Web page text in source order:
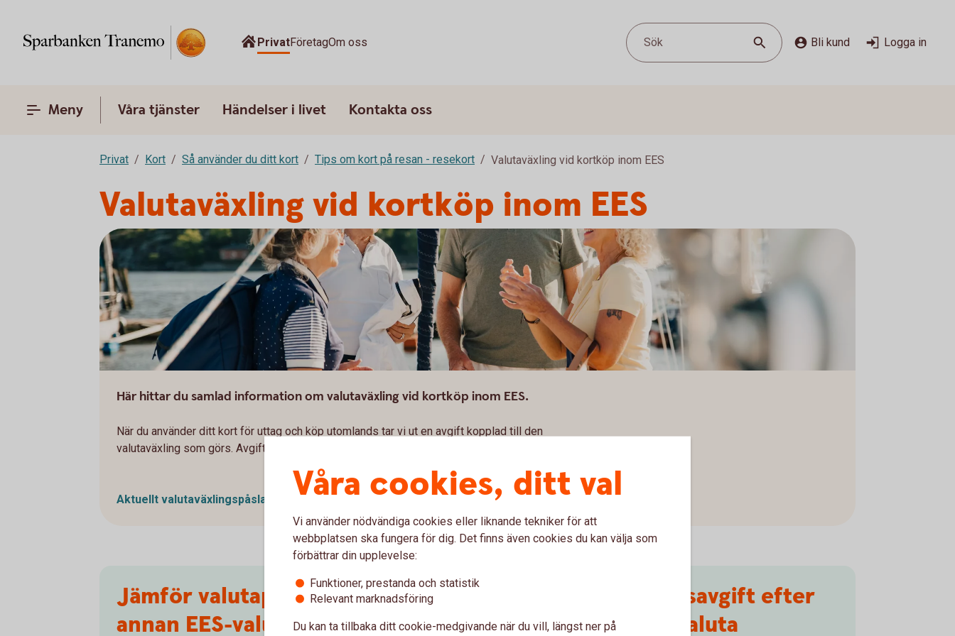
PrivatFöretagOm oss Sök Bli kund Logga in
Meny Våra tjänster Händelser i livet Kontakta oss
Privat Kort Så använder du ditt kort Tips om kort på resan - resekort Valutaväxling vid kortköp inom EES
Valutaväxling vid kortköp inom EES
Här hittar du samlad information om valutaväxling vid kortköp inom EES.
När du använder ditt kort för uttag och köp utomlands tar vi ut en avgift kopplad till den
valutaväxling som görs. Avgiften kallas valutaväxlingspåslag, eller valutapåslag.
Aktuellt valutaväxlingspåslag och eventuella andra avgifter
Jämför valutapåslag före köp i
annan EES-valuta
Ta reda på växlingsavgift efter
köp i annan EES-valuta
Våra cookies, ditt val
Vi använder nödvändiga cookies eller liknande tekniker för att
webbplatsen ska fungera för dig. Det finns även cookies du kan välja som
förbättrar din upplevelse:
Funktioner, prestanda och statistik
Relevant marknadsföring
Du kan ta tillbaka ditt cookie-medgivande när du vill, längst ner på